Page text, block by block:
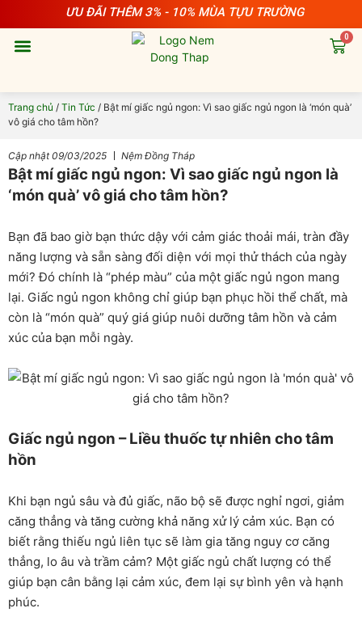
ƯU ĐÃI THÊM 3% - 10% MÙA TỰU TRƯỜNG
0
Cart
Trang chủ / Tin Tức / Bật mí giấc ngủ ngon: Vì sao giấc ngủ ngon là ‘món quà’
vô giá cho tâm hồn?
Cập nhật 09/03/2025 Nệm Đồng Tháp
Bật mí giấc ngủ ngon: Vì sao giấc ngủ ngon là
‘món quà’ vô giá cho tâm hồn?
Bạn đã bao giờ bạn thức dậy với cảm giác thoải mái, tràn đầy
năng lượng và sẵn sàng đối diện với mọi thử thách của ngày
mới? Đó chính là “phép màu” của một giấc ngủ ngon mang
lại. Giấc ngủ ngon không chỉ giúp bạn phục hồi thể chất, mà
còn là “món quà” quý giá giúp nuôi dưỡng tâm hồn và cảm
xúc của bạn mỗi ngày.
Giấc ngủ ngon – Liều thuốc tự nhiên cho tâm
hồn
Khi bạn ngủ sâu và đủ giấc, não bộ sẽ được nghỉ ngơi, giảm
căng thẳng và tăng cường khả năng xử lý cảm xúc. Bạn có
biết rằng thiếu ngủ liên tục sẽ làm gia tăng nguy cơ căng
thẳng, lo âu và trầm cảm? Một giấc ngủ chất lượng có thể
giúp bạn cân bằng lại cảm xúc, đem lại sự bình yên và hạnh
phúc.